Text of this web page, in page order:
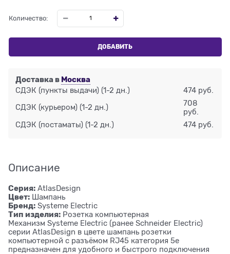
Количество:
ДОБАВИТЬ
Доставка в Москва
СДЭК (пункты выдачи) (1-2 дн.) 474 руб.
СДЭК (курьером) (1-2 дн.)
708
руб.
СДЭК (постаматы) (1-2 дн.) 474 руб.
Описание
Серия: AtlasDesign
Цвет: Шампань
Бренд: Systeme Electric
Тип изделия: Розетка компьютерная
Механизм Systeme Electric (ранее Schneider Electric)
серии AtlasDesign в цвете шампань розетки
компьютерной с разъёмом RJ45 категория 5е
предназначен для удобного и быстрого подключения